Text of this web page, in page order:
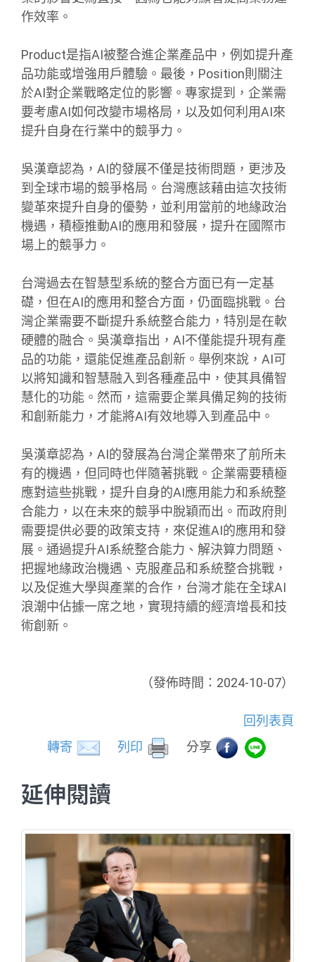
作效率。
Product是指AI被整合進企業產品中，例如提升產
品功能或增強用戶體驗。最後，Position則關注
於AI對企業戰略定位的影響。專家提到，企業需
要考慮AI如何改變市場格局，以及如何利用AI來
提升自身在行業中的競爭力。
吳漢章認為，AI的發展不僅是技術問題，更涉及
到全球市場的競爭格局。台灣應該藉由這次技術
變革來提升自身的優勢，並利用當前的地緣政治
機遇，積極推動AI的應用和發展，提升在國際市
場上的競爭力。
台灣過去在智慧型系統的整合方面已有一定基
礎，但在AI的應用和整合方面，仍面臨挑戰。台
灣企業需要不斷提升系統整合能力，特別是在軟
硬體的融合。吳漢章指出，AI不僅能提升現有產
品的功能，還能促進產品創新。舉例來說，AI可
以將知識和智慧融入到各種產品中，使其具備智
慧化的功能。然而，這需要企業具備足夠的技術
和創新能力，才能將AI有效地導入到產品中。
吳漢章認為，AI的發展為台灣企業帶來了前所未
有的機遇，但同時也伴隨著挑戰。企業需要積極
應對這些挑戰，提升自身的AI應用能力和系統整
合能力，以在未來的競爭中脫穎而出。而政府則
需要提供必要的政策支持，來促進AI的應用和發
展。通過提升AI系統整合能力、解決算力問題、
把握地緣政治機遇、克服產品和系統整合挑戰，
以及促進大學與產業的合作，台灣才能在全球AI
浪潮中佔據一席之地，實現持續的經濟增長和技
術創新。
（發佈時間：2024-10-07）
回列表頁
轉寄
列印 分享
延伸閱讀